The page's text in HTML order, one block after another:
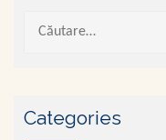
Categories